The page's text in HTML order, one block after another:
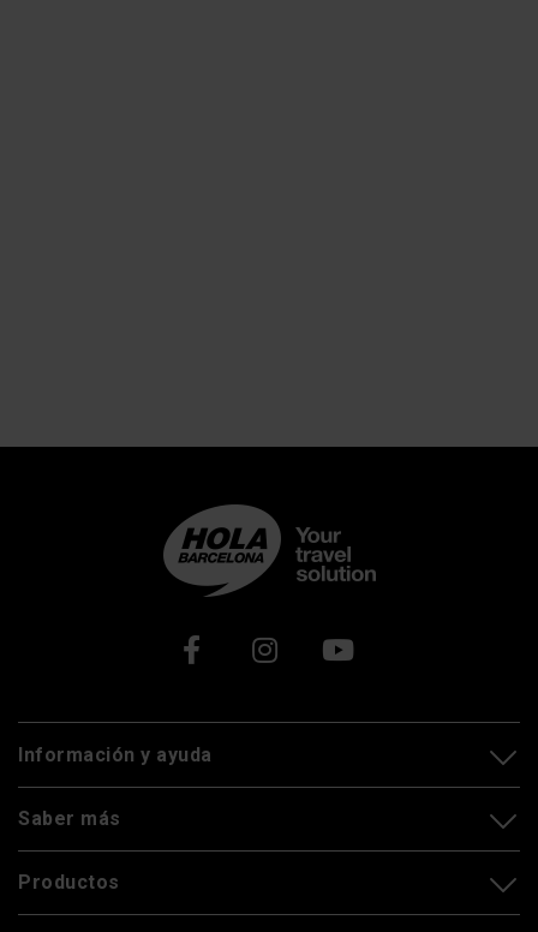
Xarxes socials
Información y ayuda
Saber más
Productos